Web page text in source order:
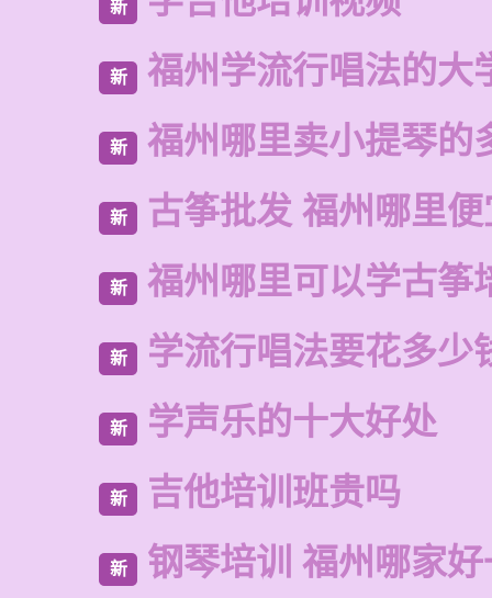
新
新 福州学流行唱法的大
新 福州哪里卖小提琴的
新 古筝批发 福州哪里
新 福州哪里可以学古筝
新 学流行唱法要花多少
新 学声乐的十大好处
新 吉他培训班贵吗
新 钢琴培训 福州哪家